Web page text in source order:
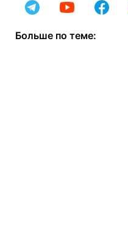
Больше по теме: